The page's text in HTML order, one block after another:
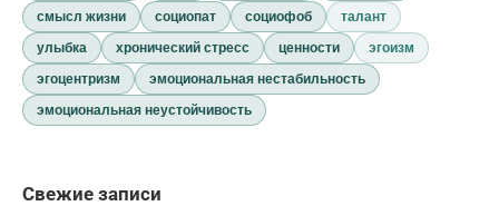
смысл жизни
социопат социофоб
талант
улыбка
хронический стресс ценности
эгоизм
эгоцентризм
эмоциональная нестабильность
эмоциональная неустойчивость
Свежие записи